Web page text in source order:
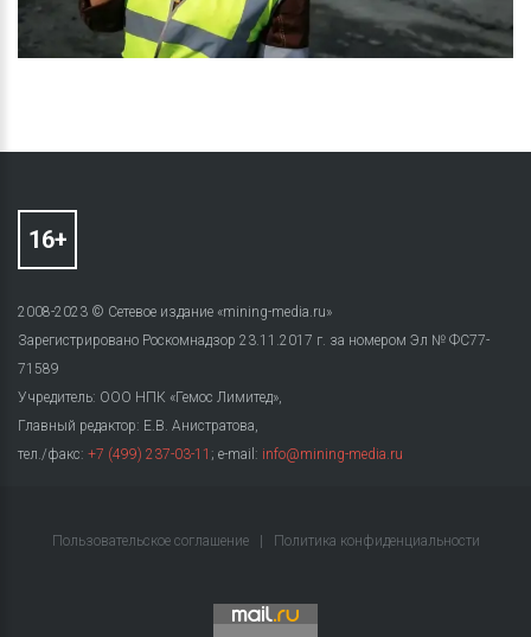
2008-2023 © Сетевое издание «mining-media.ru»
Зарегистрировано Роскомнадзор 23.11.2017 г. за номером Эл № ФС77-
71589
Учредитель: ООО НПК «Гемос Лимитед»,
Главный редактор: Е.В. Анистратова,
тел./факс: +7 (499) 237-03-11 ; e-mail: info@mining-media.ru
Пользовательское соглашение Политика конфиденциальности